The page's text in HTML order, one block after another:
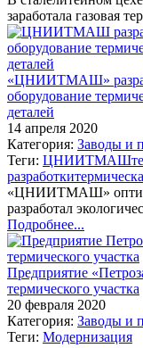
заработала газовая
«ЦНИИТМАШ»
оборудование
деталей
14 апреля 2020
Категория: Заводы и
Теги: ЦНИИТМАШ
разработки
«ЦНИИТМАШ»
разработал
Подробнее...
Предприятие
термического участка
20 февраля 2020
Категория: Заводы и
Теги: Модернизация